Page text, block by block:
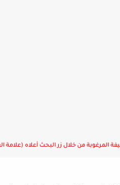
من خلال زر البحث أعلاه (علامة